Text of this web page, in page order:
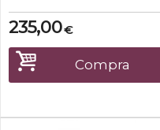
alluminio.Caratteristiche-
dimensione 50x142 cm-
Altezza 90cm-Ripiano in
Multistrato di betulla-teste di
appoggio in nylon;-tubi
portanti in alluminio
€
235,00
Compra